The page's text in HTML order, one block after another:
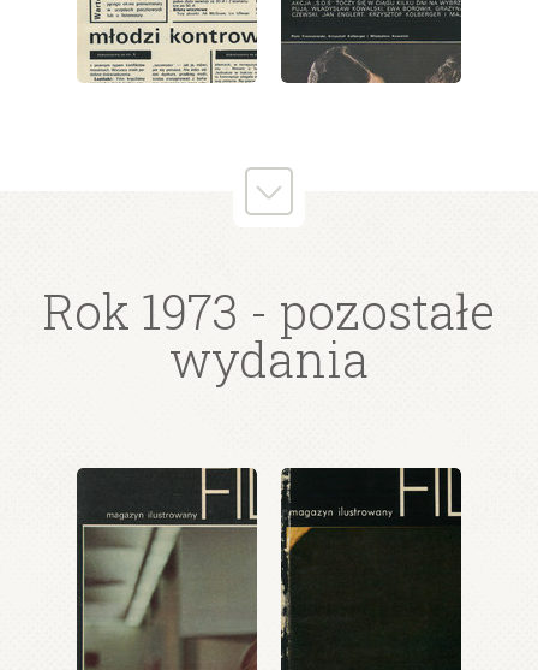
wydanie: 19/1973 wydanie: 19/1973
wydanie: 19/1973 wydanie: 19/1973
Rok 1973 - pozostałe
wydania